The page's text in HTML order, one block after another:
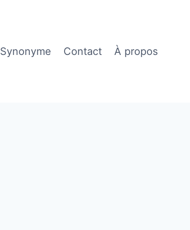
Synonyme Contact À propos